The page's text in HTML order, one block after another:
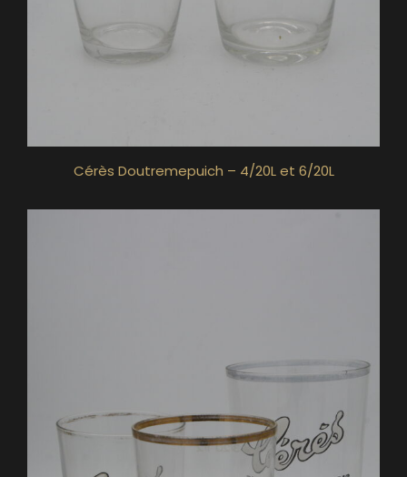
Cérès Doutremepuich – 4/20L et 6/20L